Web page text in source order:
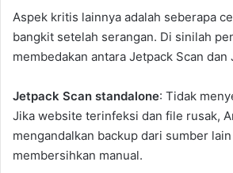
Aspek kritis lainnya adalah seberapa
bangkit setelah serangan. Di sinilah
membedakan antara Jetpack Scan dan
Jetpack Scan standalone: Tidak
Jika website terinfeksi dan file rusak,
mengandalkan backup dari sumber lain
membersihkan manual.